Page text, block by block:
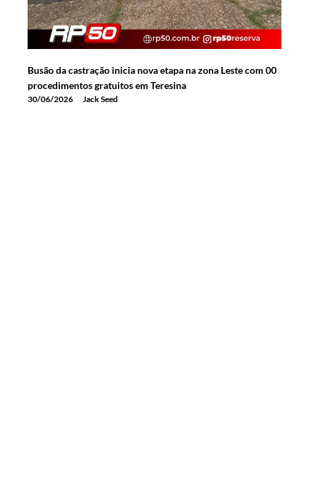
Busão da castração inicia nova etapa na zona Leste com 00
procedimentos gratuitos em Teresina
30/06/2026 Jack Seed